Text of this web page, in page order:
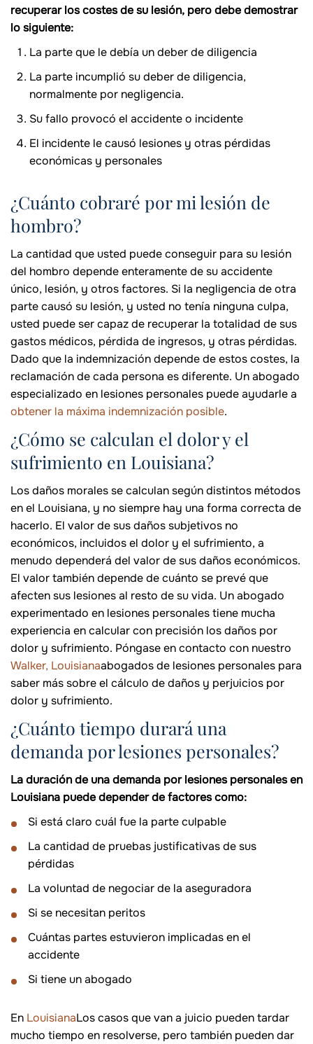
recuperar los costes de su lesión, pero debe demostrar
lo siguiente:
La parte que le debía un deber de diligencia
La parte incumplió su deber de diligencia,
normalmente por negligencia.
Su fallo provocó el accidente o incidente
El incidente le causó lesiones y otras pérdidas
económicas y personales
¿Cuánto cobraré por mi lesión de
hombro?
La cantidad que usted puede conseguir para su lesión
del hombro depende enteramente de su accidente
único, lesión, y otros factores. Si la negligencia de otra
parte causó su lesión, y usted no tenía ninguna culpa,
usted puede ser capaz de recuperar la totalidad de sus
gastos médicos, pérdida de ingresos, y otras pérdidas.
Dado que la indemnización depende de estos costes, la
reclamación de cada persona es diferente. Un abogado
especializado en lesiones personales puede ayudarle a
obtener la máxima indemnización posible.
¿Cómo se calculan el dolor y el
sufrimiento en Louisiana?
Los daños morales se calculan según distintos métodos
en el Louisiana, y no siempre hay una forma correcta de
hacerlo. El valor de sus daños subjetivos no
económicos, incluidos el dolor y el sufrimiento, a
menudo dependerá del valor de sus daños económicos.
El valor también depende de cuánto se prevé que
afecten sus lesiones al resto de su vida. Un abogado
experimentado en lesiones personales tiene mucha
experiencia en calcular con precisión los daños por
dolor y sufrimiento. Póngase en contacto con nuestro
Walker, Louisianaabogados de lesiones personales para
saber más sobre el cálculo de daños y perjuicios por
dolor y sufrimiento.
¿Cuánto tiempo durará una
demanda por lesiones personales?
La duración de una demanda por lesiones personales en
Louisiana puede depender de factores como:
Si está claro cuál fue la parte culpable
La cantidad de pruebas justificativas de sus
pérdidas
La voluntad de negociar de la aseguradora
Si se necesitan peritos
Cuántas partes estuvieron implicadas en el
accidente
Si tiene un abogado
En LouisianaLos casos que van a juicio pueden tardar
mucho tiempo en resolverse, pero también pueden dar